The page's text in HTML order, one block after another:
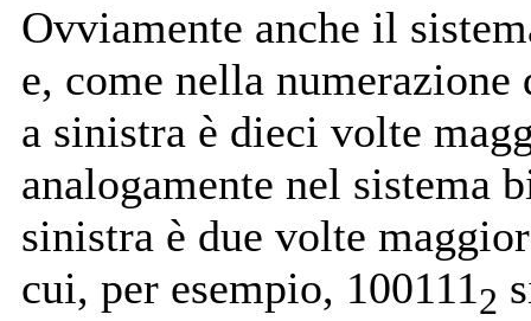
Ovviamente anche il
e, come nella
a sinistra è dieci volte
analogamente nel sistema
sinistra è due volte
cui, per esempio, 1001112